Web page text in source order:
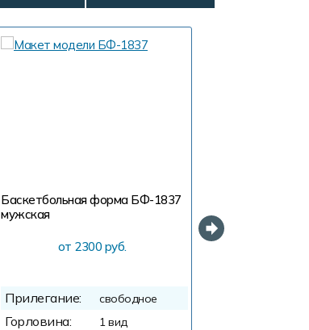
Баскетбольная форма БФ-1837
мужская
от 2300 руб.
Прилегание: свободное
Горловина: 1 вид
мужская